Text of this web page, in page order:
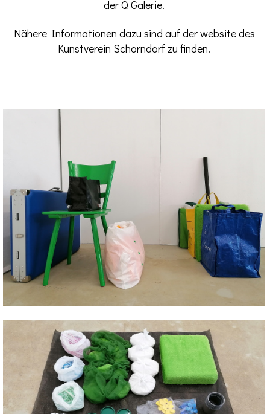
der Q Galerie.
Nähere Informationen dazu sind auf der website des
Kunstverein Schorndorf zu finden.